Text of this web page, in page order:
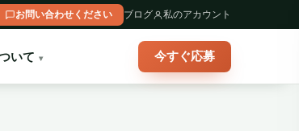
お問い合わせください ブログ 私のアカウント
いて 今すぐ応募